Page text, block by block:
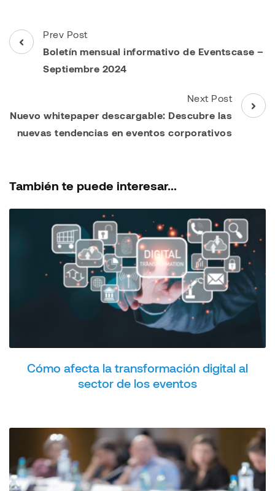
Post
Navigation
Prev Post
Boletín mensual informativo de Eventscase –
Septiembre 2024
Next Post
Nuevo whitepaper descargable: Descubre las
nuevas tendencias en eventos corporativos
También te puede interesar...
Cómo afecta la transformación digital al
sector de los eventos